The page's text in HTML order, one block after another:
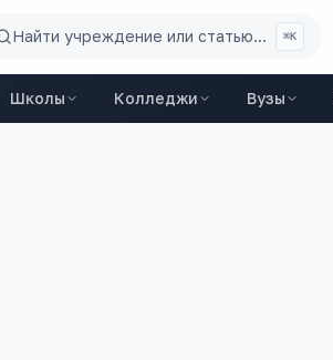
Найти учреждение или статью... ⌘K
Школы Колледжи Вузы